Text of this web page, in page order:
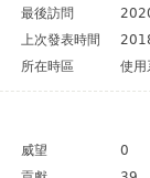
最後訪問
上次發表時間
所在時區 使用
威望
0